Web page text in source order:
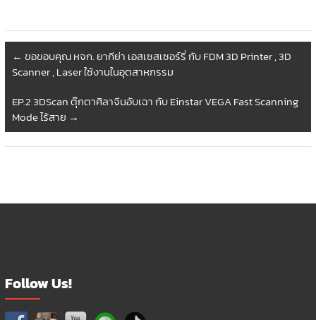
← ขอขอบคุณ หจก. ยากีย่า เอสเซสเซอร์รี่ กับ FDM 3D Printer , 3D
Scanner , Laser ใช้งานในอุตสาหกรรม
EP.2 3DScan ตุ๊กตาศิลาจีนอับเฉา กับ Einstar VEGA Fast Scanning
Mode ไร้สาย →
Follow Us!